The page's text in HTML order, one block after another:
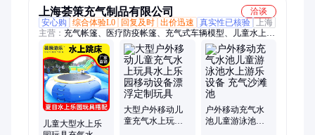
上海荟策充气制品有限公司
洽谈
安心购
综合体验L0 回复及时 出价迅速 真实性已核验
上海
主营： 充气帐篷、医疗防疫帐篷、充气式车辆模型、儿童水上乐
园、充气坦克方舱车、救灾充气帐篷、高压充气帐篷、单帐篷、
电磁屏蔽充气帐篷、卫生帐篷、充气迷彩帐篷、消防救援充气帐
篷、救援充气帐篷、指挥部帐篷、单人帐篷、洗消帐篷、充气应
急帐篷、卫生应急充气帐篷、应急充气帐篷、卫生间帐篷、电磁
屏蔽帐篷
儿童大型水上乐
大型户外移动儿
童充气水上玩具
户外移动充气水
池儿童游泳池水